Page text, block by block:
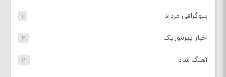
بیوگرافی مرداد ۱
اخبار پیرموزیک ۳
آهنگ شاد ۱۴